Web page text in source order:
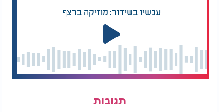
היום יציבות, כוח וביטחון מחודש.
עכשיו בשידור: מוזיקה ברצף
תגובות